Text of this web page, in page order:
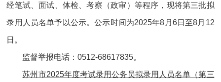
经笔试、面试、体检、考察（政审）等程序，现将第三批拟
录用人员名单予以公示。公示时间为2025年8月6日至8月12
日。
监督举报电话：0512-68617835。
苏州市2025年度考试录用公务员拟录用人员名单（第三